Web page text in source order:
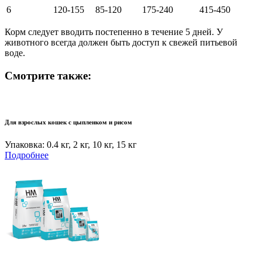
6
120-155 85-120 175-240 415-450
Корм следует вводить постепенно в течение 5 дней. У
животного всегда должен быть доступ к свежей питьевой
воде.
Смотрите также:
Для взрослых кошек с цыпленком и рисом
Упаковка: 0.4 кг, 2 кг, 10 кг, 15 кг
Подробнее